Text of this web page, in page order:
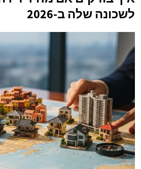
לשכונה שלה ב-2026